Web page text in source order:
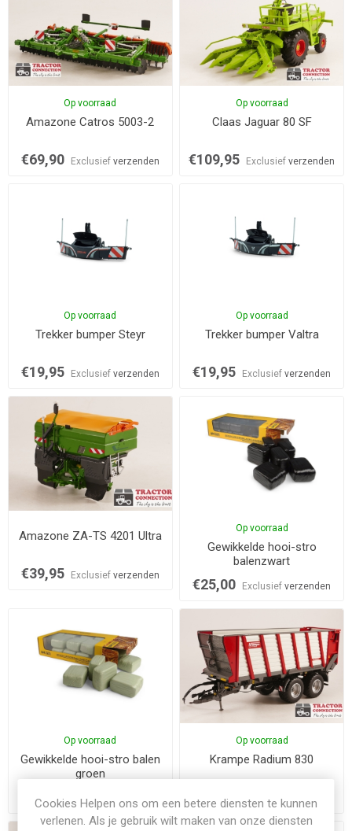
Op voorraad
Amazone Catros 5003-2
€69,90 Exclusief verzenden
Op voorraad
Claas Jaguar 80 SF
€109,95 Exclusiefverzenden
Op voorraad
Trekker bumper Steyr
€19,95 Exclusief verzenden
Op voorraad
Trekker bumper Valtra
€19,95 Exclusiefverzenden
Amazone ZA-TS 4201 Ultra
€39,95 Exclusief verzenden
Op voorraad
Gewikkelde hooi-stro
balenzwart
€25,00 Exclusiefverzenden
Op voorraad
Gewikkelde hooi-stro balen
groen
€25,00 Exclusiefverzenden
Op voorraad
Krampe Radium 830
€129,95 Exclusief verzenden
Cookies Helpen ons om een betere diensten te kunnen
verlenen. Als je gebruik wilt maken van onze diensten